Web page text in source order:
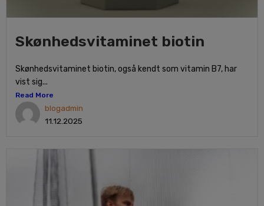
Skønhedsvitaminet biotin
Skønhedsvitaminet biotin, også kendt som vitamin B7, har
vist sig...
Read More
blogadmin
11.12.2025